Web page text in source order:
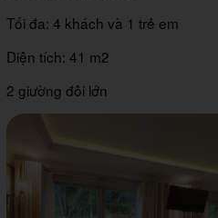
Tối đa: 4 khách và 1 trẻ em
Diện tích: 41 m2
2 giường đôi lớn